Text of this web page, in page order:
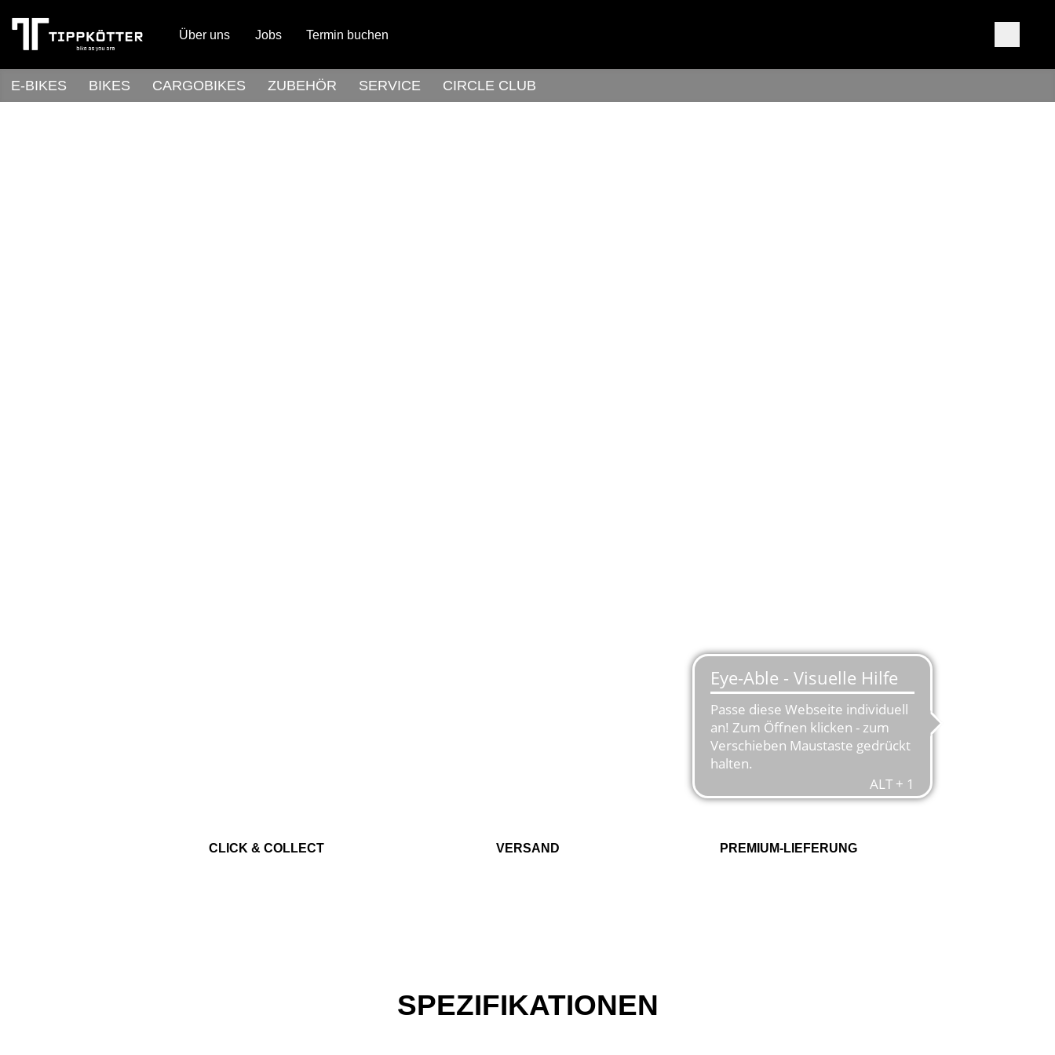
Über uns Jobs Termin buchen
E-BIKES BIKES CARGOBIKES ZUBEHÖR SERVICE CIRCLE CLUB
CLICK & COLLECT VERSAND PREMIUM-LIEFERUNG
SPEZIFIKATIONEN